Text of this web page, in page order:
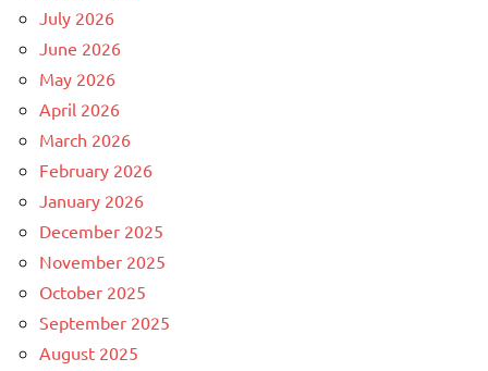
July 2026
June 2026
May 2026
April 2026
March 2026
February 2026
January 2026
December 2025
November 2025
October 2025
September 2025
August 2025